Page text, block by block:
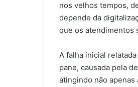
nos velhos tempos,
depende da
que os atendimentos
A falha inicial
pane, causada pela
atingindo não